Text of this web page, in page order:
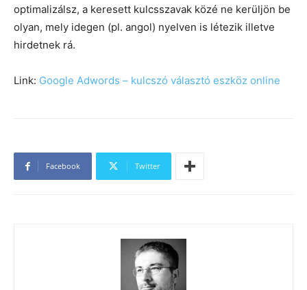
optimalizálsz, a keresett kulcsszavak közé ne kerüljön be
olyan, mely idegen (pl. angol) nyelven is létezik illetve
hirdetnek rá.
Link: Google Adwords – kulcszó választó eszköz online
Facebook Twitter